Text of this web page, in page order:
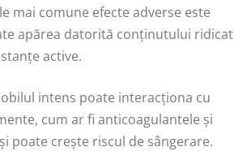
mai comune efecte adverse este
apărea datorită conținutului ridicat
active.
intens poate interacționa cu
cum ar fi anticoagulantele și
poate crește riscul de sângerare.